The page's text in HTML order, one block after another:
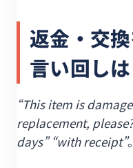
返金・交
言い回しは
“This item is
replacement,
days” “with receipt”。